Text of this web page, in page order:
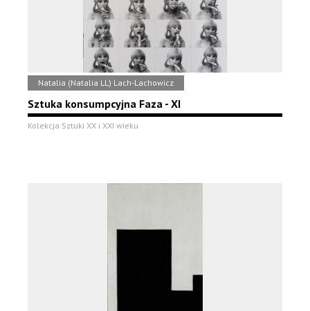
Natalia (Natalia LL) Lach-Lachowicz
Sztuka konsumpcyjna Faza - XI
Kolekcja Sztuki XX i XXI wieku